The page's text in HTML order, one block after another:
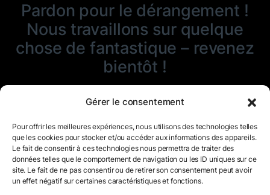
Gérer le consentement
Pour offrir les meilleures expériences, nous utilisons des technologies telles
que les cookies pour stocker et/ou accéder aux informations des appareils.
Le fait de consentir à ces technologies nous permettra de traiter des
données telles que le comportement de navigation ou les ID uniques sur ce
site. Le fait de ne pas consentir ou de retirer son consentement peut avoir
un effet négatif sur certaines caractéristiques et fonctions.
Pardon pour le dérangement !
Nous travaillons sur quelque
chose de fantastique – revenez
bientôt !